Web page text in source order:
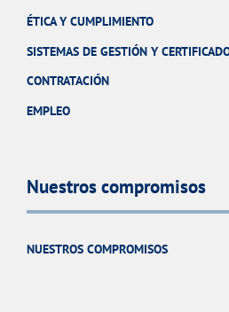
ÉTICA Y CUMPLIMIENTO
SISTEMAS DE GESTIÓN Y
CONTRATACIÓN
EMPLEO
Nuestros compromisos
NUESTROS COMPROMISOS